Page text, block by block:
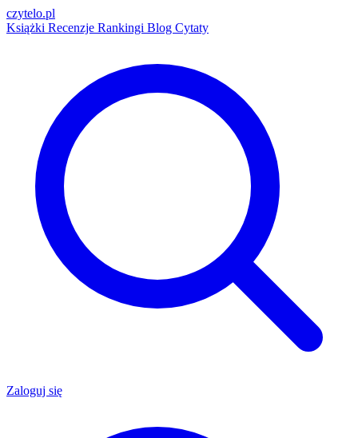
czytelo.pl
Książki Recenzje Rankingi Blog Cytaty
Zaloguj się